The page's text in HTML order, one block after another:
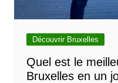
Découvrir Bruxelles
Quel est le
Bruxelles en un